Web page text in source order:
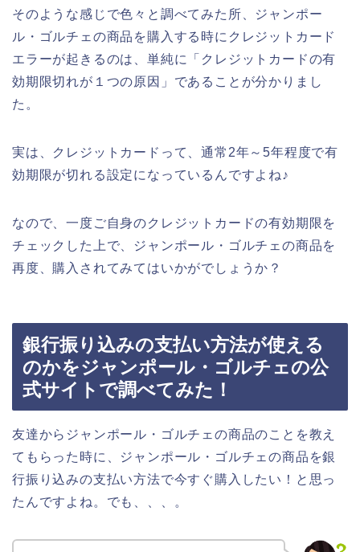
そのような感じで色々と調べてみた所、ジャンポー
ル・ゴルチェの商品を購入する時にクレジットカード
エラーが起きるのは、単純に「クレジットカードの有
効期限切れが１つの原因」であることが分かりまし
た。
実は、クレジットカードって、通常2年～5年程度で有
効期限が切れる設定になっているんですよね♪
なので、一度ご自身のクレジットカードの有効期限を
チェックした上で、ジャンポール・ゴルチェの商品を
再度、購入されてみてはいかがでしょうか？
銀行振り込みの支払い方法が使える
のかをジャンポール・ゴルチェの公
式サイトで調べてみた！
友達からジャンポール・ゴルチェの商品のことを教え
てもらった時に、ジャンポール・ゴルチェの商品を銀
行振り込みの支払い方法で今すぐ購入したい！と思っ
たんですよね。でも、、、。